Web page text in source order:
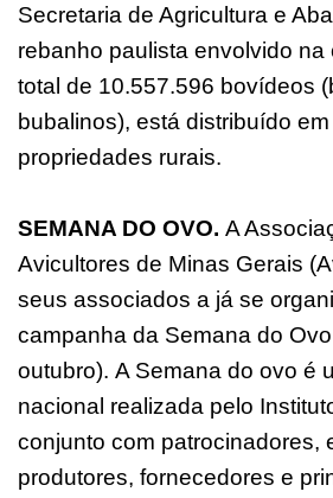
Secretaria de Agricultura e
rebanho paulista envolvido na
total de 10.557.596 bovídeos
bubalinos), está distribuído
propriedades rurais.
SEMANA DO OVO. A
Avicultores de Minas Gerais
seus associados a já se
campanha da Semana do
outubro). A Semana do ovo é
nacional realizada pelo
conjunto com patrocinadores,
produtores, fornecedores e